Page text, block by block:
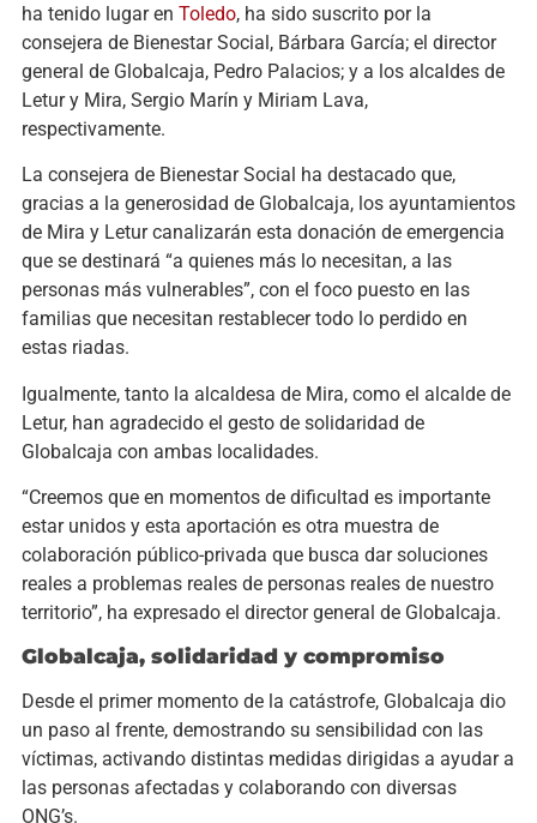
ha tenido lugar en Toledo, ha sido suscrito por la
consejera de Bienestar Social, Bárbara García; el director
general de Globalcaja, Pedro Palacios; y a los alcaldes de
Letur y Mira, Sergio Marín y Miriam Lava,
respectivamente.
La consejera de Bienestar Social ha destacado que,
gracias a la generosidad de Globalcaja, los ayuntamientos
de Mira y Letur canalizarán esta donación de emergencia
que se destinará “a quienes más lo necesitan, a las
personas más vulnerables”, con el foco puesto en las
familias que necesitan restablecer todo lo perdido en
estas riadas.
Igualmente, tanto la alcaldesa de Mira, como el alcalde de
Letur, han agradecido el gesto de solidaridad de
Globalcaja con ambas localidades.
“Creemos que en momentos de dificultad es importante
estar unidos y esta aportación es otra muestra de
colaboración público-privada que busca dar soluciones
reales a problemas reales de personas reales de nuestro
territorio”, ha expresado el director general de Globalcaja.
Globalcaja, solidaridad y compromiso
Desde el primer momento de la catástrofe, Globalcaja dio
un paso al frente, demostrando su sensibilidad con las
víctimas, activando distintas medidas dirigidas a ayudar a
las personas afectadas y colaborando con diversas
ONG’s.